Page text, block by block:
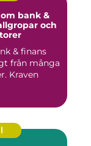
bank &
och
& finans
från många
Kraven